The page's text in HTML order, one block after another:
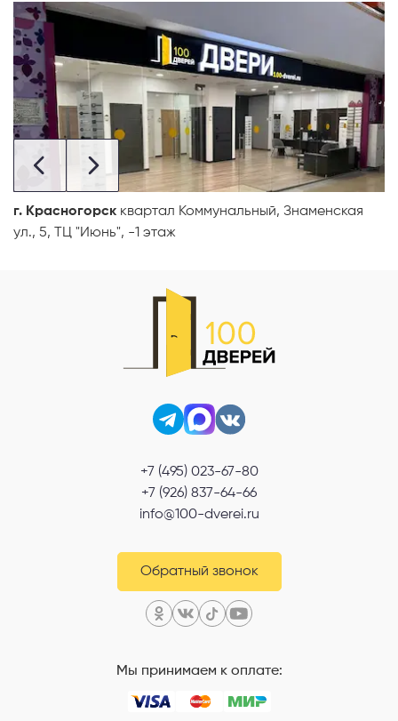
г. Красногорск квартал Коммунальный, Знаменская
ул., 5, ТЦ "Июнь", -1 этаж
+7 (495) 023-67-80
+7 (926) 837-64-66
info@100-dverei.ru
Обратный звонок
Мы принимаем к оплате: